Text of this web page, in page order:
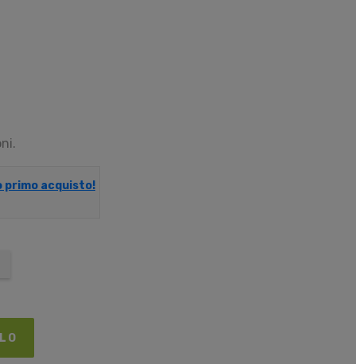
primo acquisto!